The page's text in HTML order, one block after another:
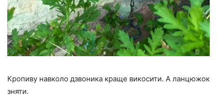
Кропиву навколо дзвоника краще викосити. А ланцюжок
зняти.